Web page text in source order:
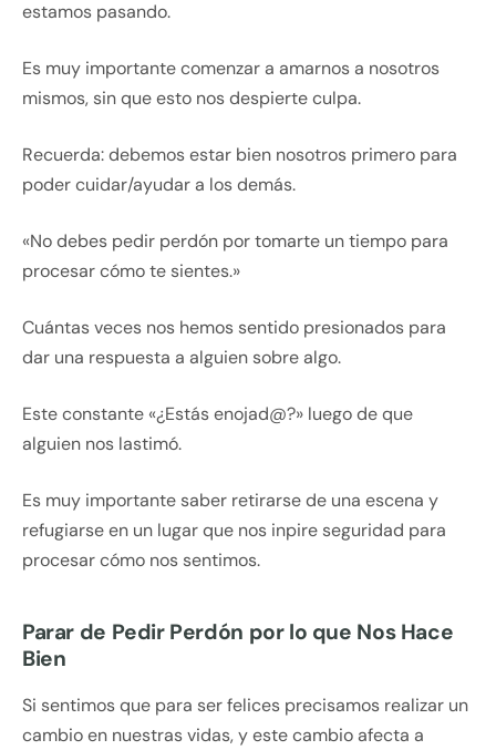
estamos pasando.
Es muy importante comenzar a amarnos a nosotros
mismos, sin que esto nos despierte culpa.
Recuerda: debemos estar bien nosotros primero para
poder cuidar/ayudar a los demás.
«No debes pedir perdón por tomarte un tiempo para
procesar cómo te sientes.»
Cuántas veces nos hemos sentido presionados para
dar una respuesta a alguien sobre algo.
Este constante «¿Estás enojad@?» luego de que
alguien nos lastimó.
Es muy importante saber retirarse de una escena y
refugiarse en un lugar que nos inpire seguridad para
procesar cómo nos sentimos.
Parar de Pedir Perdón por lo que Nos Hace
Bien
Si sentimos que para ser felices precisamos realizar un
cambio en nuestras vidas, y este cambio afecta a